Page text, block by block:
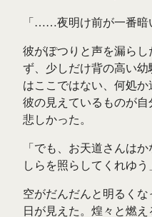
「……夜明け前が一番暗
彼がぽつりと声を漏ら
ず、少しだけ背の高い幼
はここではない、何処か
彼の見えているものが
悲しかった。
「でも、お天道さんは
しらを照らしてくれゆう
空がだんだんと明るく
日が見えた。煌々と燃